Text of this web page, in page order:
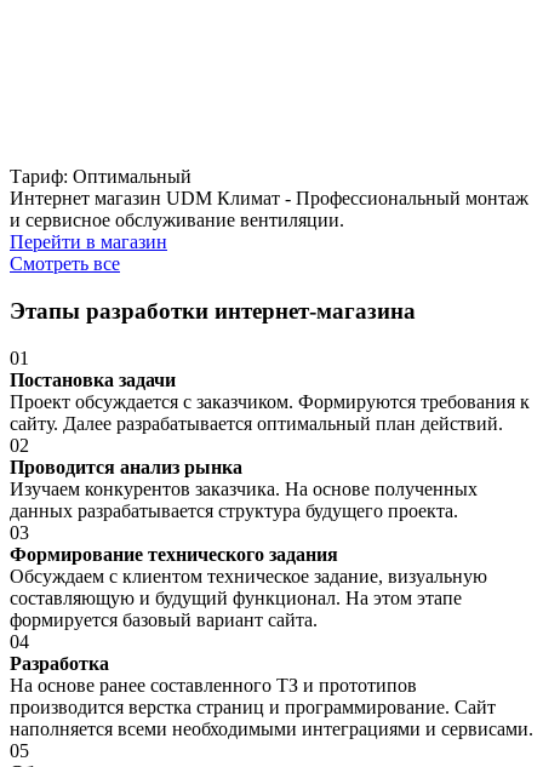
Тариф: Оптимальный
Интернет магазин UDM Климат - Профессиональный монтаж
и сервисное обслуживание вентиляции.
Перейти в магазин
Смотреть все
Этапы разработки интернет-магазина
01
Постановка задачи
Проект обсуждается с заказчиком. Формируются требования к
сайту. Далее разрабатывается оптимальный план действий.
02
Проводится анализ рынка
Изучаем конкурентов заказчика. На основе полученных
данных разрабатывается структура будущего проекта.
03
Формирование технического задания
Обсуждаем с клиентом техническое задание, визуальную
составляющую и будущий функционал. На этом этапе
формируется базовый вариант сайта.
04
Разработка
На основе ранее составленного ТЗ и прототипов
производится верстка страниц и программирование. Сайт
наполняется всеми необходимыми интеграциями и сервисами.
05